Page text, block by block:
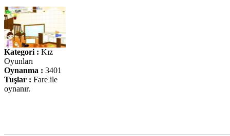
Kategori : Kız
Oyunları
Oynanma : 3401
Tuşlar : Fare ile
oynanır.